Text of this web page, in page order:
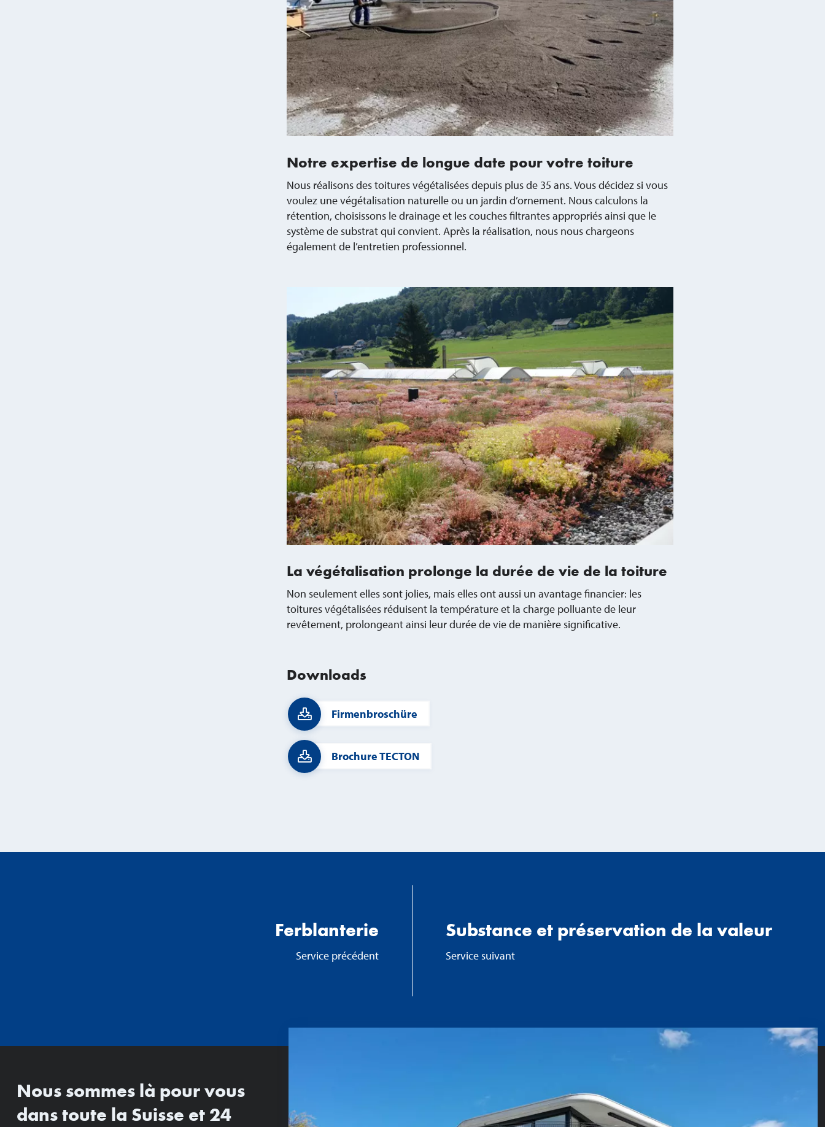
Notre expertise de longue date pour votre toiture
Nous réalisons des toitures végétalisées depuis plus de 35 ans. Vous décidez si vous
voulez une végétalisation naturelle ou un jardin d’ornement. Nous calculons la
rétention, choisissons le drainage et les couches filtrantes appropriés ainsi que le
système de substrat qui convient. Après la réalisation, nous nous chargeons
également de l’entretien professionnel.
La végétalisation prolonge la durée de vie de la toiture
Non seulement elles sont jolies, mais elles ont aussi un avantage financier: les
toitures végétalisées réduisent la température et la charge polluante de leur
revêtement, prolongeant ainsi leur durée de vie de manière significative.
Downloads
Firmenbroschüre
Brochure TECTON
Ferblanterie
Service précédent
Substance et préservation de la valeur
Service suivant
Nous sommes là pour vous
dans toute la Suisse et 24